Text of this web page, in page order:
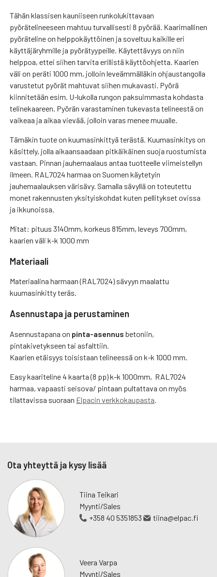
Tähän klassisen kauniiseen runkolukittavaan
pyörätelineeseen mahtuu turvallisesti 8 pyörää. Kaarimallinen
pyöräteline on helppokäyttöinen ja soveltuu kaikille eri
käyttäjäryhmille ja pyörätyypeille. Käytettävyys on niin
helppoa, ettei siihen tarvita erillistä käyttöohjetta. Kaarien
väli on peräti 1000 mm, jolloin leveämmälläkin ohjaustangolla
varustetut pyörät mahtuvat siihen mukavasti. Pyörä
kiinnitetään esim. U-lukolla rungon paksuimmasta kohdasta
telinekaareen. Pyörän varastaminen tukevasta telineestä on
vaikeaa ja aikaa vievää, jolloin varas menee muualle.
Tämäkin tuote on kuumasinkittyä terästä. Kuumasinkitys on
käsittely, jolla aikaansaadaan pitkäikäinen suoja ruostumista
vastaan. Pinnan jauhemaalaus antaa tuotteelle viimeistellyn
ilmeen. RAL7024 harmaa on Suomen käytetyin
jauhemaalauksen värisävy. Samalla sävyllä on toteutettu
monet rakennusten yksityiskohdat kuten pellitykset ovissa
ja ikkunoissa.
Mitat: pituus 3140mm, korkeus 815mm, leveys 700mm,
kaarien väli k-k 1000 mm
Materiaali
Materiaalina harmaan (RAL7024) sävyyn maalattu
kuumasinkitty teräs.
Asennustapa ja perustaminen
Asennustapana on pinta-asennus betoniin,
pintakivetykseen tai asfalttiin.
Kaarien etäisyys toisistaan telineessä on k-k 1000 mm.
Easy kaariteline 4 kaarta (8 pp) k-k 1000mm, RAL7024
harmaa, vapaasti seisova/ pintaan pultattava on myös
tilattavissa suoraan Elpacin verkkokaupasta.
Ota yhteyttä ja kysy lisää
Tiina Teikari
Myynti/Sales
+358 40 5351853
tiina@elpac.fi
Veera Varpa
Myynti/Sales